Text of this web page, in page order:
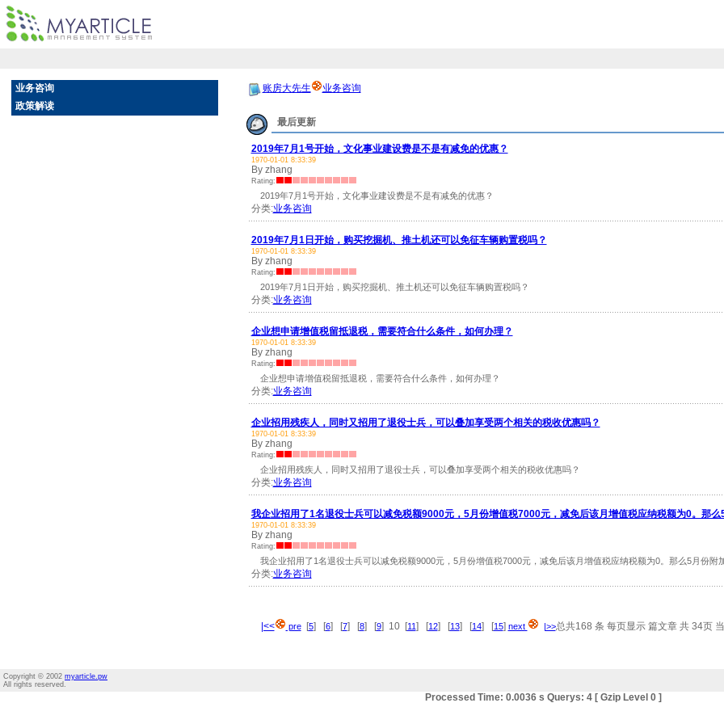
业务咨询
政策解读
账房大先生 业务咨询
最后更新
2019年7月1号开始，文化事业建设费是不是有减免的优惠？
1970-01-01 8:33:39
By zhang
Rating:
2019年7月1号开始，文化事业建设费是不是有减免的优惠？
分类:业务咨询
2019年7月1日开始，购买挖掘机、推土机还可以免征车辆购置税吗？
1970-01-01 8:33:39
By zhang
Rating:
2019年7月1日开始，购买挖掘机、推土机还可以免征车辆购置税吗？
分类:业务咨询
企业想申请增值税留抵退税，需要符合什么条件，如何办理？
1970-01-01 8:33:39
By zhang
Rating:
企业想申请增值税留抵退税，需要符合什么条件，如何办理？
分类:业务咨询
企业招用残疾人，同时又招用了退役士兵，可以叠加享受两个相关的税收优惠吗？
1970-01-01 8:33:39
By zhang
Rating:
企业招用残疾人，同时又招用了退役士兵，可以叠加享受两个相关的税收优惠吗？
分类:业务咨询
我企业招用了1名退役士兵可以减免税额9000元，5月份增值税7000元，减免后该月增值税应纳税额为0。那么
1970-01-01 8:33:39
By zhang
Rating:
我企业招用了1名退役士兵可以减免税额9000元，5月份增值税7000元，减免后该月增值税应纳税额为0。那么5月份附
分类:业务咨询
|<< pre[5] [6] [7] [8] [9] 10 [11] [12] [13] [14] [15] next |>>总共168 条 每页显示 篇文章 共 34页
Copyright © 2002 myarticle.pw
All rights reserved.
Processed Time: 0.0036 s Querys: 4 [ Gzip Level 0 ]